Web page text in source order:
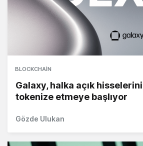
BLOCKCHAIN
Galaxy, halka açık
tokenize etmeye başlıyor
Gözde Ulukan